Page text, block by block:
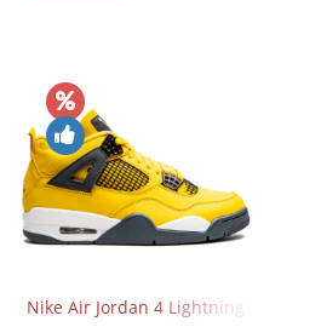
Nike Air Jordan 4 Lightning